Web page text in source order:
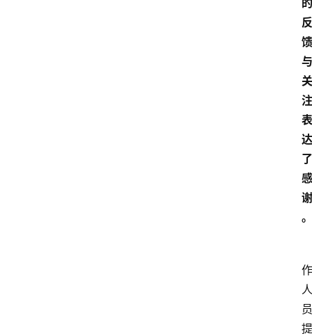
的
反
馈
与
关
注
表
达
了
感
谢
。
作
人
员
提